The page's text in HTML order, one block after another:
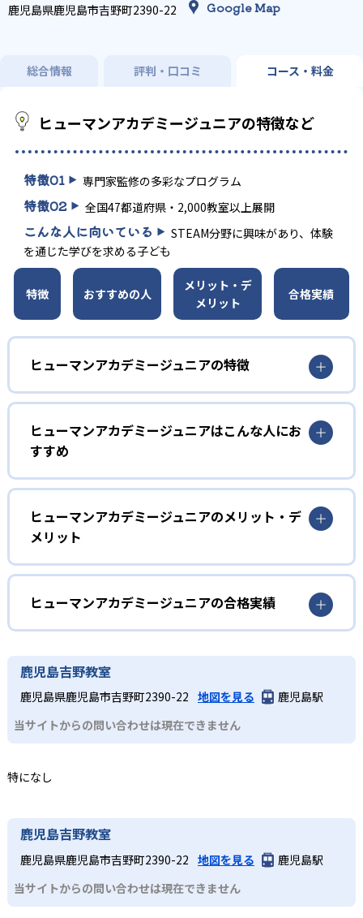
鹿児島県鹿児島市吉野町2390-22 Google Map
総合情報 評判・口コミ コース・料金
ヒューマンアカデミージュニアの特徴など
特徴01 専門家監修の多彩なプログラム
特徴02 全国47都道府県・2,000教室以上展開
こんな人に向いている
STEAM分野に興味があり、体験
を通じた学びを求める子ども
特徴 おすすめの人
メリット・デ
メリット
合格実績
ヒューマンアカデミージュニアの特徴
1
多彩なコースラインナップ
ヒューマンアカデミージュニアでは、ロボット教室、ロボ
ティクスプロフェッサーコース、こどもプログラミング教
室、科学教室、さんすう数学教室の5つのコースを展開。
STEAM教育の考え方を取り入れ、子どもの「好き」を養
う。
ロボット教室の監修は、ロボットの世界大会「ロボカッ
プ」で史上初となる5年連続優勝を果たしたロボットクリエ
イター高橋智隆 氏。ロボティクスプロフェッサーコース
は、千葉工業大学fuRo（未来ロボット技術研究センター）
材監修はRailsプログラマーとして活躍する鳥井雪 氏で、科
学教室の監修は京都大学iCeMS特定助教の樋口雅一 氏。さ
んすう数学教室のアドバイザーには東京大学先端科学技術
研究センター教授の西成活裕 氏と、各分野の第一線で活躍
する人物が監修者・アドバイザーとして名を連ねる。
名以上が受講する。ロボット教室の全国大会なども開催さ
れ、仲間と切磋琢磨できる環境を提供している。
ヒューマンアカデミージュニアはこんな人にお
すすめ
幼児
子どもの好奇心を育みたい家庭
ヒューマンアカデミージュニアでは、ロボット教室のプラ
イマリーコースや科学教室（サイエンスゲーツ）など、小
学校入学前の幼児でも通えるコースが用意されている。ロ
ボットの作成や科学の実験を通して、子どもの好奇心を喚
起する。
楽しく学びを継続したい子ども
実際にロボットを作成するロボット教室、スモールステッ
ど、どのコースも子どもが楽しみながら学びを継続できる
工夫が凝らされている。
各コースはそれぞれの分野の専門家が監修しており、子ど
もは実験や制作活動などを楽しみながら、学びを深めてい
くことが可能だ。全国大会での発表機会があるコースもあ
り、探究力と表現力を磨くことができる。
ヒューマンアカデミージュニアのメリット・デ
メリット
どんなメリットがある?
ヒューマンアカデミージュニアは、ロボット教室、プログ
ラミング教室、科学教室、さんすう数学教室と多彩なコー
スを展開。世界的クリエイターや研究者などの専門家が監
修に基づいた内容で、子どもの探究意欲を引き出すことが
可能だ。全国2,000以上の教室ネットワークや全国大会を通
じたコミュニティ活動により、同世代の仲間と切磋琢磨で
きる環境が整い、継続的な学習意欲を維持しやすい点も大
きなメリットである。
デメリットとして、各教室やコースの開講頻度は月1～2回
別の学習機会が必要な場合がある。入会金や教材初期費
用、毎月の授業料や材料費などが発生することもあるた
め、費用負担の点も留意が必要である。
ヒューマンアカデミージュニアの合格実績
ヒューマンアカデミージュニアは合格実績を公式サイトで
公開していない。
鹿児島吉野教室
鹿児島県鹿児島市吉野町2390-22 地図を見る
鹿児島駅
当サイトからの問い合わせは現在できません
特になし
鹿児島吉野教室
鹿児島県鹿児島市吉野町2390-22 地図を見る
鹿児島駅
当サイトからの問い合わせは現在できません